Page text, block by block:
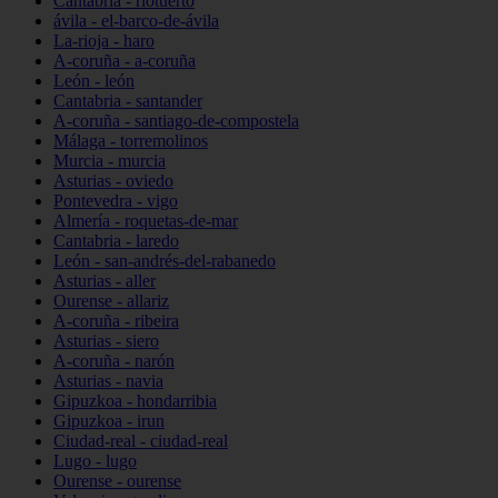
ávila - el-barco-de-ávila
La-rioja - haro
A-coruña - a-coruña
León - león
Cantabria - santander
A-coruña - santiago-de-compostela
Málaga - torremolinos
Murcia - murcia
Asturias - oviedo
Pontevedra - vigo
Almería - roquetas-de-mar
Cantabria - laredo
León - san-andrés-del-rabanedo
Asturias - aller
Ourense - allariz
A-coruña - ribeira
Asturias - siero
A-coruña - narón
Asturias - navia
Gipuzkoa - hondarribia
Gipuzkoa - irun
Ciudad-real - ciudad-real
Lugo - lugo
Ourense - ourense